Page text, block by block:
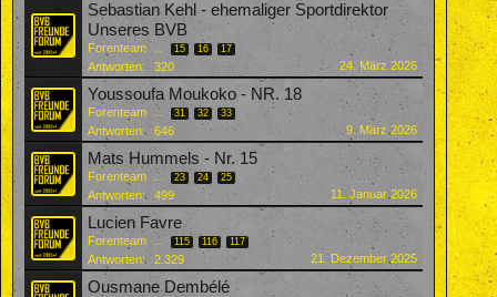
Sebastian Kehl - ehemaliger Sportdirektor
Unseres BVB
Forenteam ... 15 16 17
Antworten: 320 24. März 2026
Youssoufa Moukoko - NR. 18
Forenteam ... 31 32 33
Antworten: 646 9. März 2026
Mats Hummels - Nr. 15
Forenteam ... 23 24 25
Antworten: 499 11. Januar 2026
Lucien Favre
Forenteam ... 115 116 117
Antworten: 2.329 21. Dezember 2025
Ousmane Dembélé